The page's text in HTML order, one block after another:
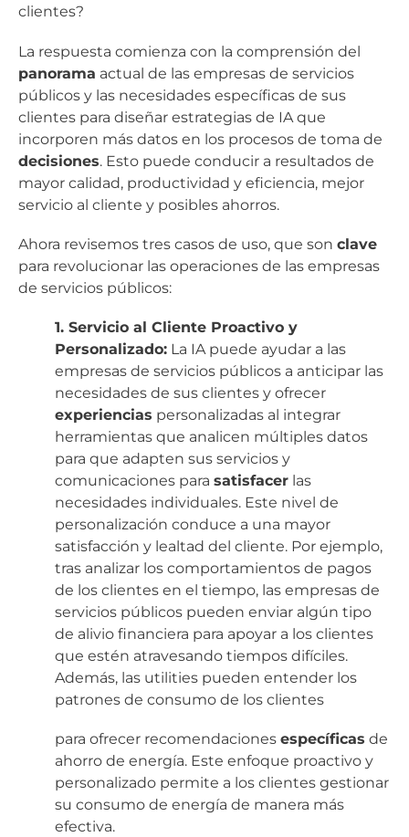
clientes?
La respuesta comienza con la comprensión del
panorama actual de las empresas de servicios
públicos y las necesidades específicas de sus
clientes para diseñar estrategias de IA que
incorporen más datos en los procesos de toma de
decisiones. Esto puede conducir a resultados de
mayor calidad, productividad y eficiencia, mejor
servicio al cliente y posibles ahorros.
Ahora revisemos tres casos de uso, que son clave
para revolucionar las operaciones de las empresas
de servicios públicos:
1. Servicio al Cliente Proactivo y
Personalizado: La IA puede ayudar a las
empresas de servicios públicos a anticipar las
necesidades de sus clientes y ofrecer
experiencias personalizadas al integrar
herramientas que analicen múltiples datos
para que adapten sus servicios y
comunicaciones para satisfacer las
necesidades individuales. Este nivel de
personalización conduce a una mayor
satisfacción y lealtad del cliente. Por ejemplo,
tras analizar los comportamientos de pagos
de los clientes en el tiempo, las empresas de
servicios públicos pueden enviar algún tipo
de alivio financiera para apoyar a los clientes
que estén atravesando tiempos difíciles.
Además, las utilities pueden entender los
patrones de consumo de los clientes
para ofrecer recomendaciones específicas de
ahorro de energía. Este enfoque proactivo y
personalizado permite a los clientes gestionar
su consumo de energía de manera más
efectiva.